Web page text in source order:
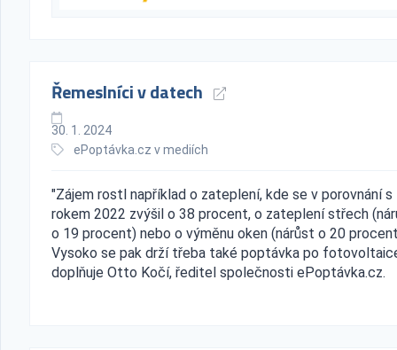
Řemeslníci v datech
30. 1. 2024
ePoptávka.cz v mediích
"Zájem rostl například o zateplení, kde se v porovnání s
rokem 2022 zvýšil o 38 procent, o zateplení střech
o 19 procent) nebo o výměnu oken (nárůst o 20
Vysoko se pak drží třeba také poptávka po
doplňuje Otto Kočí, ředitel společnosti ePoptávka.cz.